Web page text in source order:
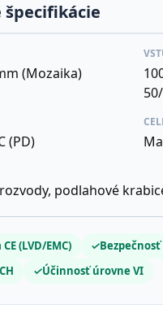
špecifikácie
(Mozaika)
(PD)
podlahové
(LVD/EMC) ✓Bezpečnosť
✓Účinnosť úrovne VI